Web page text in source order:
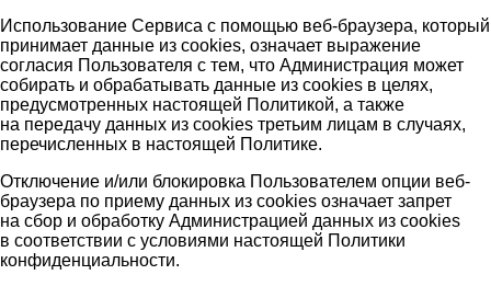
Использование Сервиса с помощью веб-браузера, который
принимает данные из cookies, означает выражение
согласия Пользователя с тем, что Администрация может
собирать и обрабатывать данные из cookies в целях,
предусмотренных настоящей Политикой, а также
на передачу данных из cookies третьим лицам в случаях,
перечисленных в настоящей Политике.
Отключение и/или блокировка Пользователем опции веб-
браузера по приему данных из cookies означает запрет
на сбор и обработку Администрацией данных из cookies
в соответствии с условиями настоящей Политики
конфиденциальности.